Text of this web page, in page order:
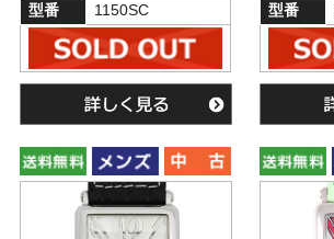
型番
1150SC
型番